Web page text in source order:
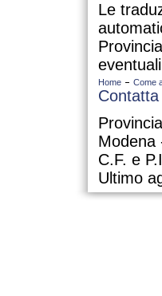
Le
Home Come
Modena
C.F. e
Ultimo